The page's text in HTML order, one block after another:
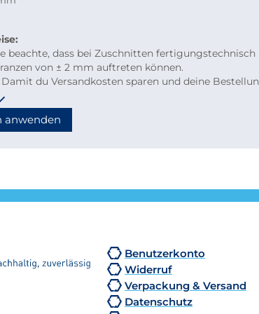
beachte, dass bei Zuschnitten fertigungstechnisch
von ± 2 mm auftreten können.
Damit du Versandkosten sparen und deine
geliefert werden kann, beachte bitte folgende
Zuschnitte
2.000 mm Länge
+ 1 × längste Seite (max. 2.000 mm)
anwenden
Benutzerkonto
Widerruf
Verpackung & Versand
Datenschutz